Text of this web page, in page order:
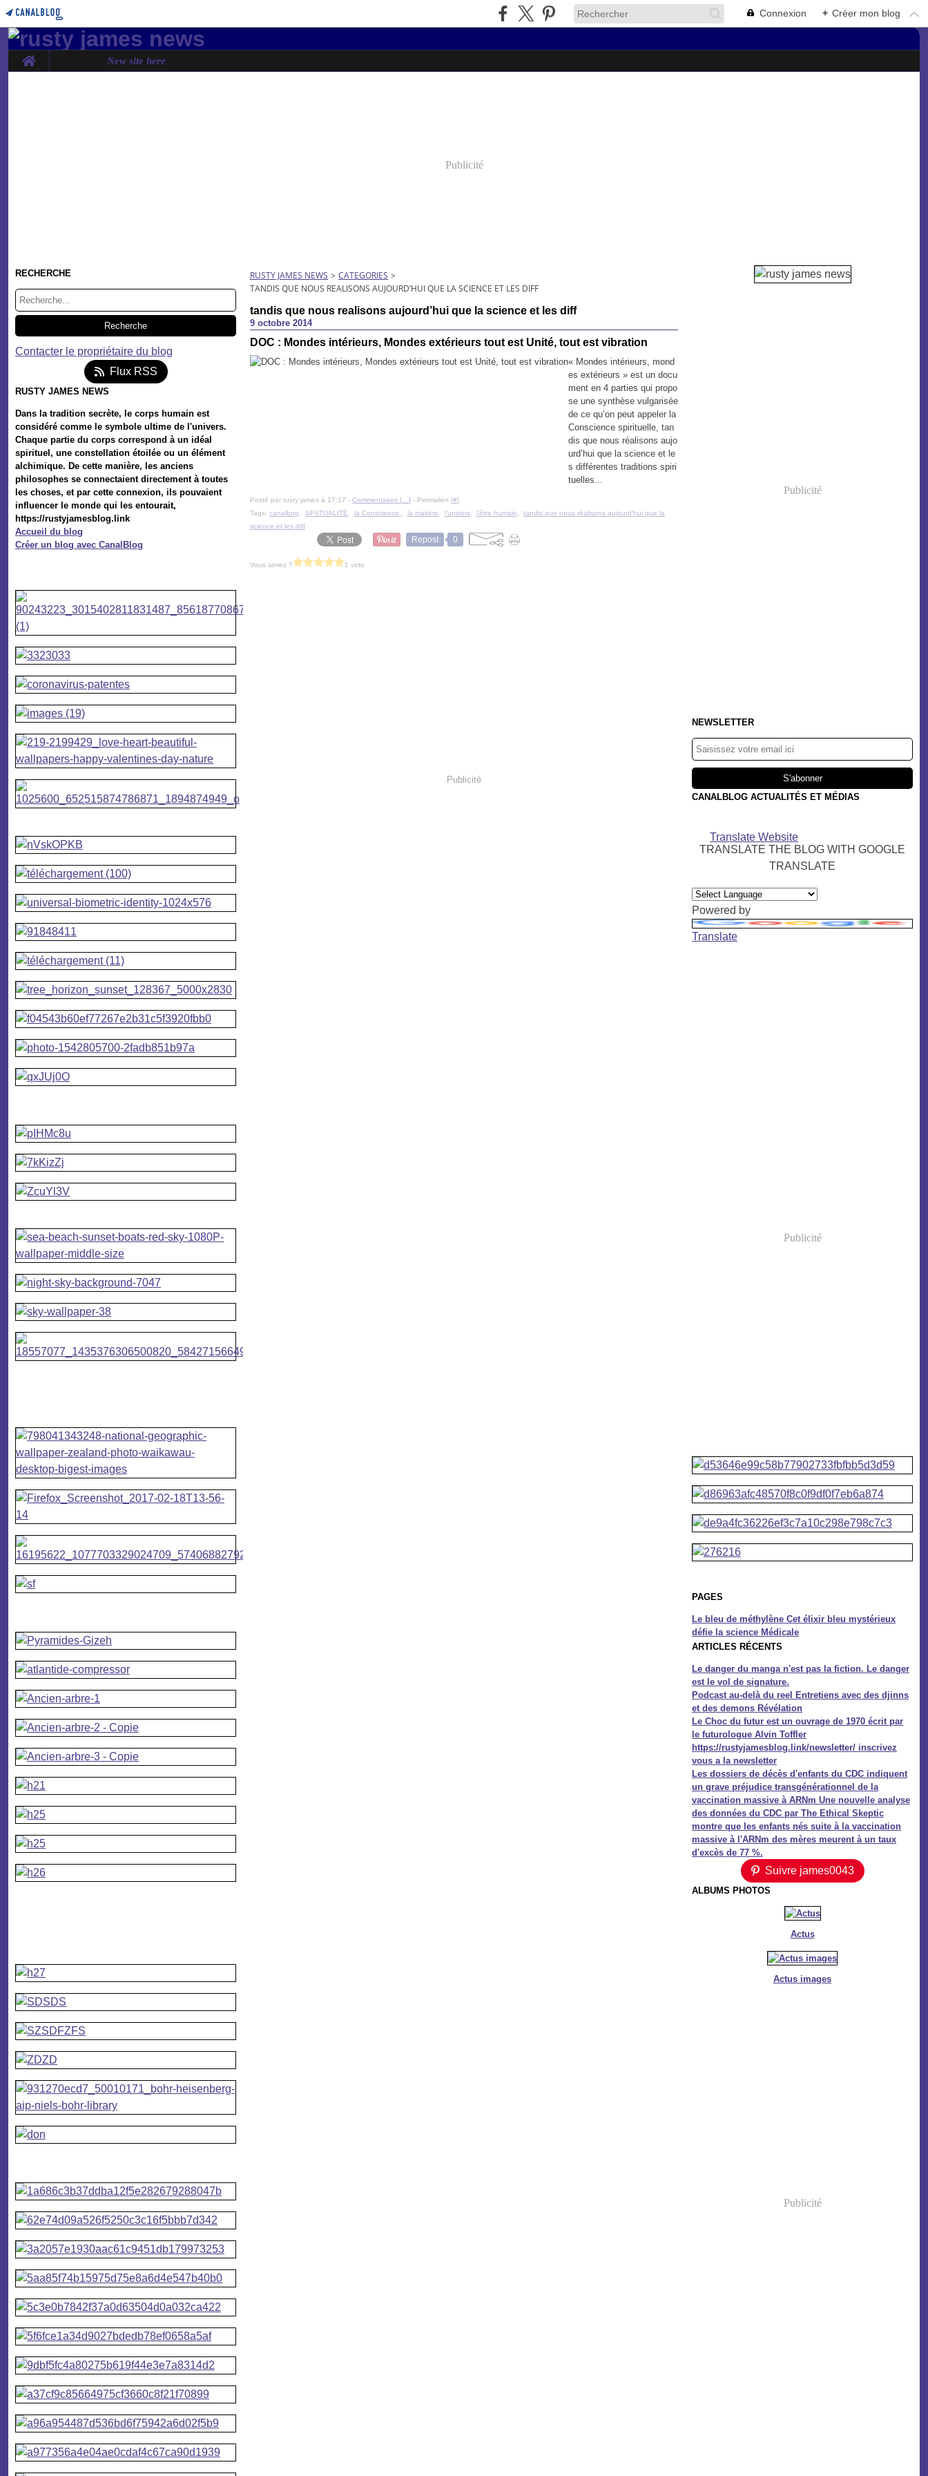
Connexion + Créer mon blog
Home New site here
Publicité
RECHERCHE
Contacter le propriétaire du blog
Flux RSS
RUSTY JAMES NEWS
Dans la tradition secrète, le corps humain est
considéré comme le symbole ultime de l'univers.
Chaque partie du corps correspond à un idéal
spirituel, une constellation étoilée ou un élément
alchimique. De cette manière, les anciens
philosophes se connectaient directement à toutes
les choses, et par cette connexion, ils pouvaient
influencer le monde qui les entourait,
https://rustyjamesblog.link
Accueil du blog
Créer un blog avec CanalBlog
RUSTY JAMES NEWS > CATEGORIES >
TANDIS QUE NOUS REALISONS AUJOURD’HUI QUE LA SCIENCE ET LES DIFF
tandis que nous realisons aujourd’hui que la science et les diff
9 octobre 2014
DOC : Mondes intérieurs, Mondes extérieurs tout est Unité, tout est vibration
« Mondes intérieurs, mond
es extérieurs » est un docu
ment en 4 parties qui propo
se une synthèse vulgarisée
de ce qu’on peut appeler la
Conscience spirituelle, tan
dis que nous réalisons aujo
urd’hui que la science et le
s différentes traditions spiri
tuelles...
Posté par rusty james à 17:17 - Commentaires [ ] - Permalien [#]
Tags: canalbog SPIITUALITE la Conscience. la matière l’univers l’être humain
tandis que nous réalisons aujourd’hui que la
science et les diff
Repost 0
Vous aimez ? 1 vote
Publicité
Publicité
NEWSLETTER
CANALBLOG ACTUALITÉS ET MÉDIAS
Translate Website
TRANSLATE THE BLOG WITH GOOGLE
TRANSLATE
Powered by
Translate
Publicité
PAGES
Le bleu de méthylène Cet élixir bleu mystérieux
défie la science Médicale
ARTICLES RÉCENTS
Le danger du manga n'est pas la fiction. Le danger
est le vol de signature.
Podcast au-delà du reel Entretiens avec des djinns
et des demons Révélation
Le Choc du futur est un ouvrage de 1970 écrit par
le futurologue Alvin Toffler
https://rustyjamesblog.link/newsletter/ inscrivez
vous a la newsletter
Les dossiers de décès d'enfants du CDC indiquent
un grave préjudice transgénérationnel de la
vaccination massive à ARNm Une nouvelle analyse
des données du CDC par The Ethical Skeptic
montre que les enfants nés suite à la vaccination
massive à l'ARNm des mères meurent à un taux
d'excès de 77 %.
Suivre james0043
ALBUMS PHOTOS
Actus
Actus images
Publicité